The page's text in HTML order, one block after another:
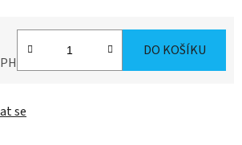
DO KOŠÍKU
se